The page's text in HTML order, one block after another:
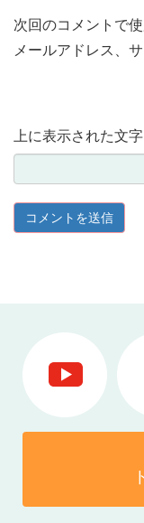
次回のコメントで
メールアドレス、
上に表示された文